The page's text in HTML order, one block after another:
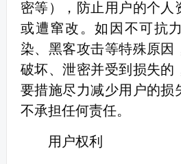
密等），防止用户的个人
或遭窜改。如因不可抗
染、黑客攻击等特殊原因
破坏、泄密并受到损失的
要措施尽力减少用户的损
不承担任何责任。
用户权利